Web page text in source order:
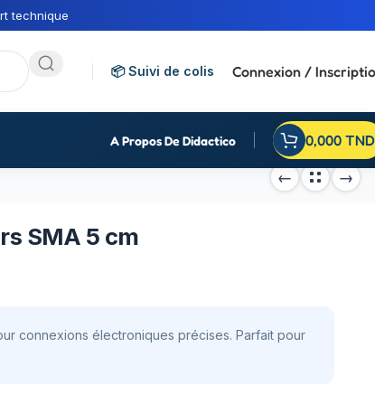
technique
📦 Suivi de colis Connexion /
A Propos De Didactico 0,000 TND
SMA 5 cm
connexions électroniques précises. Parfait pour